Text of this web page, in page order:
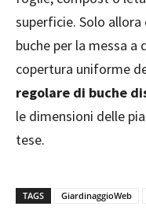
superficie. Solo allora
buche per la messa a
copertura uniforme
regolare di buche
le dimensioni delle
tese.
TAGS GiardinaggioWeb